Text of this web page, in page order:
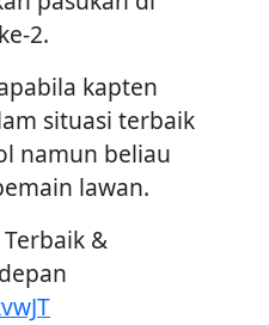
2.
kapten
situasi terbaik
namun beliau
lawan.
&